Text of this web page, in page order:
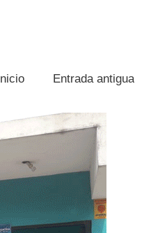
Entrada antigua
Inicio